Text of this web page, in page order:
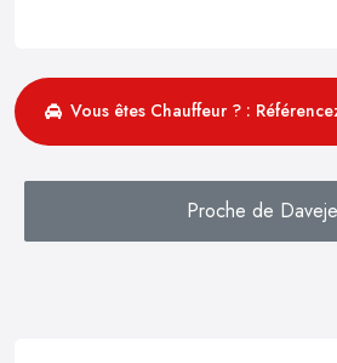
Vous êtes Chauffeur ? :
Proche de